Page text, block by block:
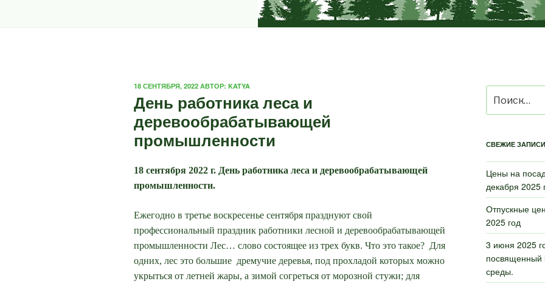
ОПУБЛИКОВАНО
18 СЕНТЯБРЯ, 2022 АВТОР: KATYA
День работника леса и
деревообрабатывающей
промышленности
18 сентября 2022 г. День работника леса и деревообрабатывающей
промышленности.
Ежегодно в третье воскресенье сентября празднуют свой
профессиональный праздник работники лесной и деревообрабатывающей
промышленности Лес… слово состоящее из трех букв. Что это такое? Для
одних, лес это большие дремучие деревья, под прохладой которых можно
укрыться от летней жары, а зимой согреться от морозной стужи; для
СВЕЖИЕ ЗАПИСИ
Цены на
декабря 2025
Отпускные
2025 год
3 июня 2025
среды.